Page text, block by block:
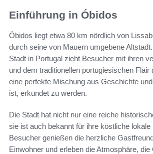
Einführung in Óbidos
Óbidos liegt etwa 80 km nördlich von
durch seine von Mauern umgebene
Stadt in Portugal zieht Besucher mit ihren
und dem traditionellen portugiesischen Flair
eine perfekte Mischung aus Geschichte
ist, erkundet zu werden.
Die Stadt hat nicht nur eine reiche
sie ist auch bekannt für ihre köstliche lokale
Besucher genießen die herzliche
Einwohner und erleben die Atmosphäre, die